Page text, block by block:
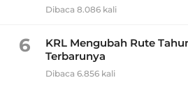
Dibaca 8.086 kali
6
KRL Mengubah Rute
Terbarunya
Dibaca 6.856 kali